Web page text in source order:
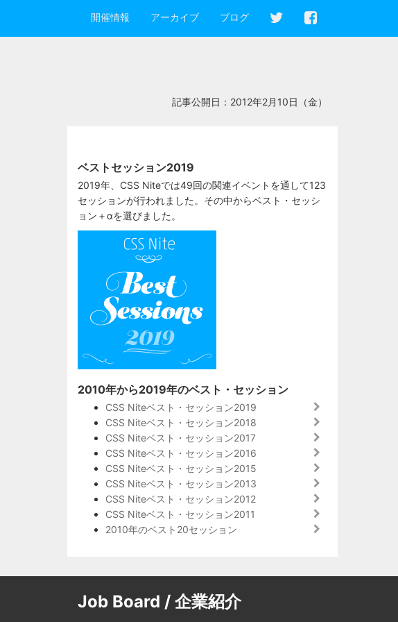
開催情報 アーカイブ ブログ
記事公開日： 2012年2月10日（金）
ベストセッション2019
2019年、CSS Niteでは49回の関連イベントを通して123
セッションが行われました。その中からベスト・セッシ
ョン＋αを選びました。
2010年から2019年のベスト・セッション
CSS Niteベスト・セッション2019
CSS Niteベスト・セッション2018
CSS Niteベスト・セッション2017
CSS Niteベスト・セッション2016
CSS Niteベスト・セッション2015
CSS Niteベスト・セッション2013
CSS Niteベスト・セッション2012
CSS Niteベスト・セッション2011
2010年のベスト20セッション
Job Board / 企業紹介